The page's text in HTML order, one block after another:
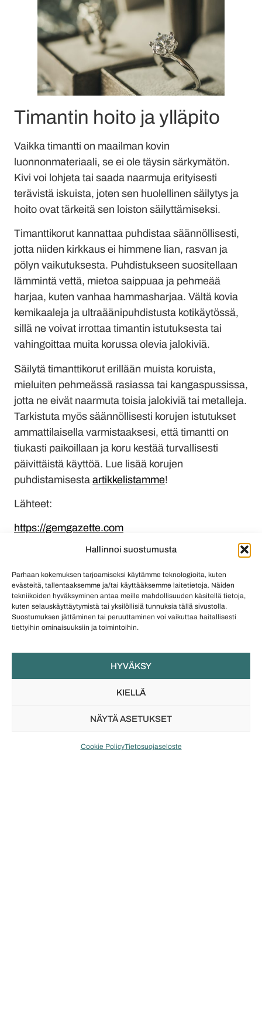
Hallinnoi suostumusta
Parhaan kokemuksen tarjoamiseksi käytämme teknologioita, kuten
evästeitä, tallentaaksemme ja/tai käyttääksemme laitetietoja. Näiden
tekniikoiden hyväksyminen antaa meille mahdollisuuden käsitellä tietoja,
kuten selauskäyttäytymistä tai yksilöllisiä tunnuksia tällä sivustolla.
Suostumuksen jättäminen tai peruuttaminen voi vaikuttaa haitallisesti
tiettyihin ominaisuuksiin ja toimintoihin.
HYVÄKSY
KIELLÄ
NÄYTÄ ASETUKSET
Cookie PolicyTietosuojaseloste
Timantin hoito ja ylläpito
Vaikka timantti on maailman kovin
luonnonmateriaali, se ei ole täysin särkymätön.
Kivi voi lohjeta tai saada naarmuja erityisesti
terävistä iskuista, joten sen huolellinen säilytys ja
hoito ovat tärkeitä sen loiston säilyttämiseksi.
Timanttikorut kannattaa puhdistaa säännöllisesti,
jotta niiden kirkkaus ei himmene lian, rasvan ja
pölyn vaikutuksesta. Puhdistukseen suositellaan
lämmintä vettä, mietoa saippuaa ja pehmeää
harjaa, kuten vanhaa hammasharjaa. Vältä kovia
kemikaaleja ja ultraäänipuhdistusta kotikäytössä,
sillä ne voivat irrottaa timantin istutuksesta tai
vahingoittaa muita korussa olevia jalokiviä.
Säilytä timanttikorut erillään muista koruista,
mieluiten pehmeässä rasiassa tai kangaspussissa,
jotta ne eivät naarmuta toisia jalokiviä tai metalleja.
Tarkistuta myös säännöllisesti korujen istutukset
ammattilaisella varmistaaksesi, että timantti on
tiukasti paikoillaan ja koru kestää turvallisesti
päivittäistä käyttöä. Lue lisää korujen
puhdistamisesta artikkelistamme!
Lähteet:
https://gemgazette.com
www.inspereza.com
www.instyle.com
www.gia.edu
Aiheet:syntymäkivi
Shoppaile:
Uutuudet
Exclusive-mallisto
Vuoden koru -kilpailusta tutut